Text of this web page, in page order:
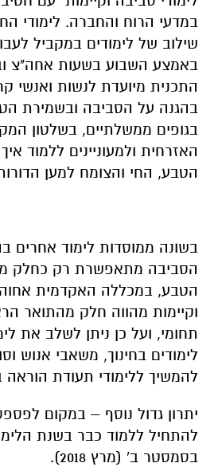
במדעי הרוח והחברה. לימודי
שילוב של לימודים במקביל
באמצע השבוע בשעות אחה"צ
התכנית מיועדת לנשות ואנשי
בהגנה על הסביבה ובשמירת
בגופים ממשלתיים, בשלטון
האזרחית ולמעוניינים ללמוד
הטבע, החי והצומח למען
בשונה ממוסדות לימוד אחרים
הסביבה מתאפשרת רק כחלק
הטבע, במכללה האקדמית
תחומי, ועל כן ניתן לשלב את
לימודים בחינוך, משאבי אנוש
להמשיך ללימודי תעודת הוראה
יתרון גדול נוסף – במקום
להתחיל ללמוד כבר בשנת
בסמסטר ב' (מרץ 2018).